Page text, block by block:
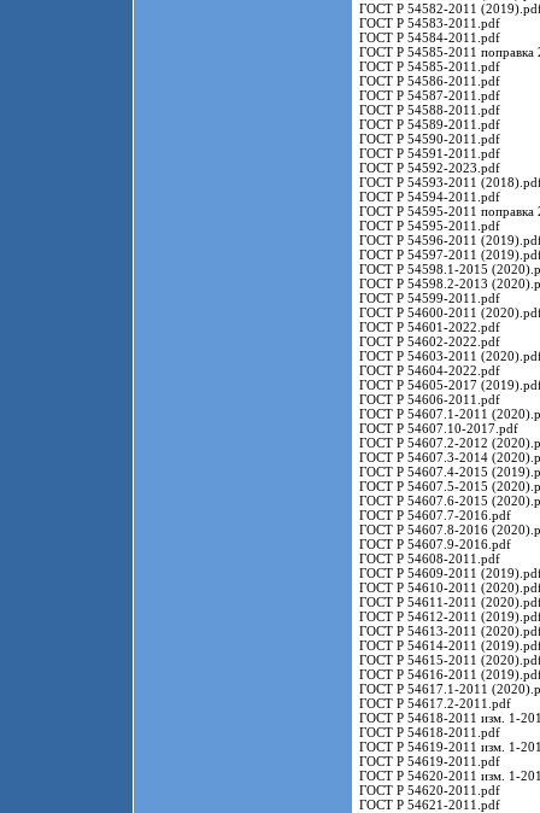
ГОСТ Р 54582-2011
ГОСТ Р 54583-2011.pdf
ГОСТ Р 54584-2011.pdf
ГОСТ Р 54585-2011 поправка
ГОСТ Р 54585-2011.pdf
ГОСТ Р 54586-2011.pdf
ГОСТ Р 54587-2011.pdf
ГОСТ Р 54588-2011.pdf
ГОСТ Р 54589-2011.pdf
ГОСТ Р 54590-2011.pdf
ГОСТ Р 54591-2011.pdf
ГОСТ Р 54592-2023.pdf
ГОСТ Р 54593-2011
ГОСТ Р 54594-2011.pdf
ГОСТ Р 54595-2011 поправка
ГОСТ Р 54595-2011.pdf
ГОСТ Р 54596-2011
ГОСТ Р 54597-2011
ГОСТ Р 54598.1-2015
ГОСТ Р 54598.2-2013
ГОСТ Р 54599-2011.pdf
ГОСТ Р 54600-2011
ГОСТ Р 54601-2022.pdf
ГОСТ Р 54602-2022.pdf
ГОСТ Р 54603-2011
ГОСТ Р 54604-2022.pdf
ГОСТ Р 54605-2017
ГОСТ Р 54606-2011.pdf
ГОСТ Р 54607.1-2011
ГОСТ Р 54607.10-2017.pdf
ГОСТ Р 54607.2-2012
ГОСТ Р 54607.3-2014
ГОСТ Р 54607.4-2015
ГОСТ Р 54607.5-2015
ГОСТ Р 54607.6-2015
ГОСТ Р 54607.7-2016.pdf
ГОСТ Р 54607.8-2016
ГОСТ Р 54607.9-2016.pdf
ГОСТ Р 54608-2011.pdf
ГОСТ Р 54609-2011
ГОСТ Р 54610-2011
ГОСТ Р 54611-2011
ГОСТ Р 54612-2011
ГОСТ Р 54613-2011
ГОСТ Р 54614-2011
ГОСТ Р 54615-2011
ГОСТ Р 54616-2011
ГОСТ Р 54617.1-2011
ГОСТ Р 54617.2-2011.pdf
ГОСТ Р 54618-2011 изм. 1-
ГОСТ Р 54618-2011.pdf
ГОСТ Р 54619-2011 изм. 1-
ГОСТ Р 54619-2011.pdf
ГОСТ Р 54620-2011 изм. 1-
ГОСТ Р 54620-2011.pdf
ГОСТ Р 54621-2011.pdf